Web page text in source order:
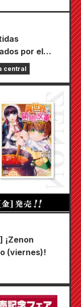
por el
central
¡Zenon
(viernes)!